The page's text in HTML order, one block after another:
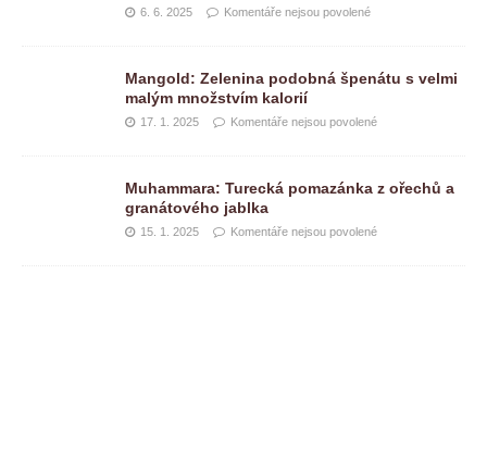
6. 6. 2025 Komentáře nejsou povolené
Mangold: Zelenina podobná špenátu s velmi
malým množstvím kalorií
17. 1. 2025 Komentáře nejsou povolené
Muhammara: Turecká pomazánka z ořechů a
granátového jablka
15. 1. 2025 Komentáře nejsou povolené